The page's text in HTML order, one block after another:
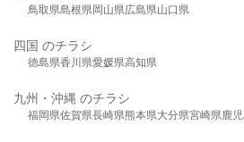
鳥取県島根県岡山県広島県山口県
四国 のチラシ
徳島県香川県愛媛県高知県
九州・沖縄 のチラシ
福岡県佐賀県長崎県熊本県大分県宮崎県鹿